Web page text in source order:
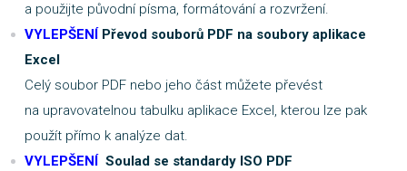
a použijte původní písma, formátování a rozvržení.
VYLEPŠENÍ Převod souborů PDF na soubory aplikace
Excel
Celý soubor PDF nebo jeho část můžete převést
na upravovatelnou tabulku aplikace Excel, kterou lze pak
použít přímo k analýze dat.
VYLEPŠENÍ Soulad se standardy ISO PDF